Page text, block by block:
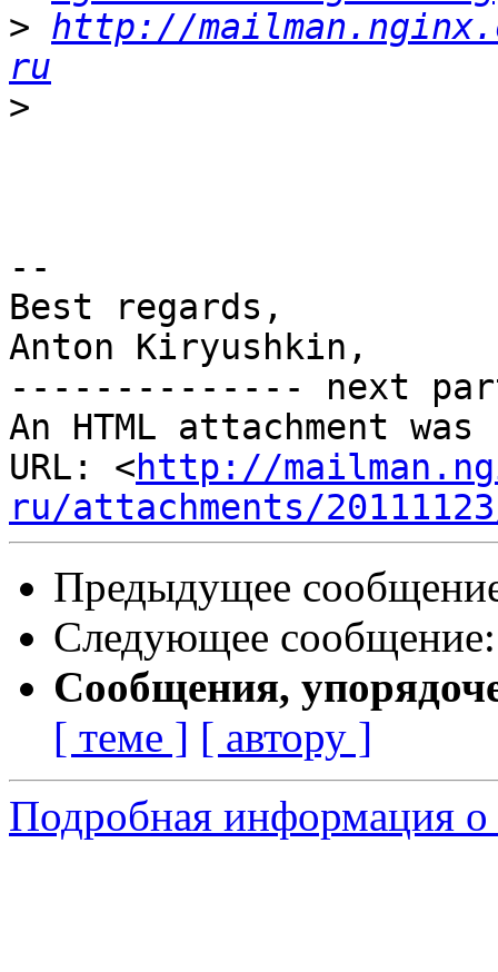
> http://
ru
>
--
Best regards,
Anton Kiryushkin,
-------------- next
An HTML attachment
URL: <http://
ru/attachments/
Предыдущее
Следующее
Сообщения,
[ теме ] [ автору ]
Подробная информация